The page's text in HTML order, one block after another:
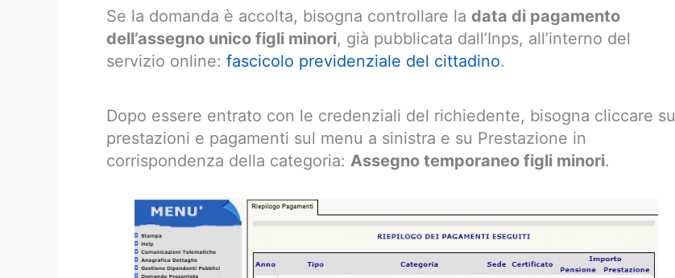
Se la domanda è accolta, bisogna controllare la data di pagamento
dell’assegno unico figli minori, già pubblicata dall’Inps, all’interno del
servizio online: fascicolo previdenziale del cittadino.
Dopo essere entrato con le credenziali del richiedente, bisogna cliccare su
prestazioni e pagamenti sul menu a sinistra e su Prestazione in
corrispondenza della categoria: Assegno temporaneo figli minori.